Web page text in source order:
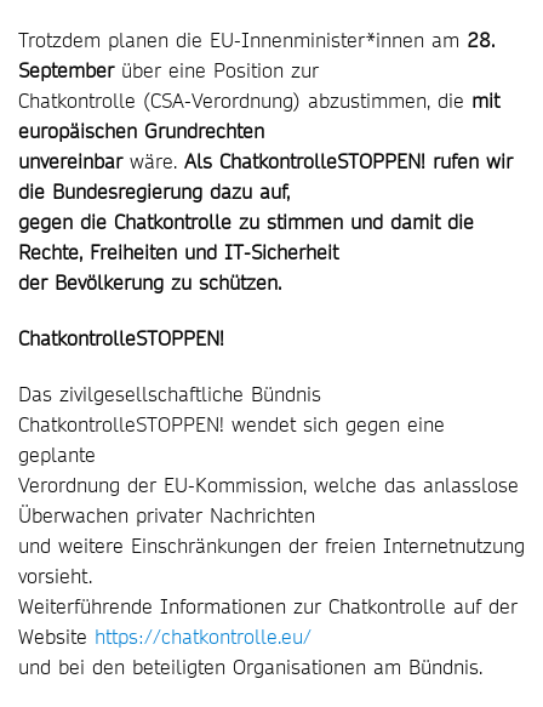
Trotzdem planen die EU-Innenminister*innen am 28.
Septemberüber eine Position zur
Chatkontrolle (CSA-Verordnung) abzustimmen, die mit
europäischen Grundrechten
unvereinbarwäre. Als ChatkontrolleSTOPPEN! rufen wir
die Bundesregierung dazu auf,
gegen die Chatkontrolle zu stimmen und damit die
Rechte, Freiheiten und IT-Sicherheit
der Bevölkerung zu schützen.
ChatkontrolleSTOPPEN!
Das zivilgesellschaftliche Bündnis
ChatkontrolleSTOPPEN! wendet sich gegen eine
geplante
Verordnung der EU-Kommission, welche das anlasslose
Überwachen privater Nachrichten
und weitere Einschränkungen der freien Internetnutzung
vorsieht.
Weiterführende Informationen zur Chatkontrolle auf der
Website https://chatkontrolle.eu/
und bei den beteiligten Organisationen am Bündnis.